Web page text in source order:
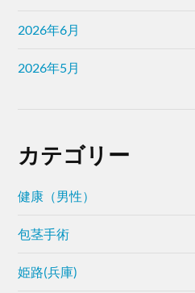
2026年6月
2026年5月
カテゴリー
健康（男性）
包茎手術
姫路(兵庫)